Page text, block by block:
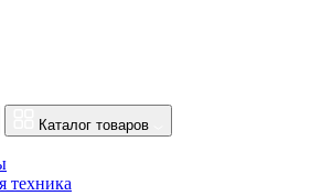
Каталог товаров
техника